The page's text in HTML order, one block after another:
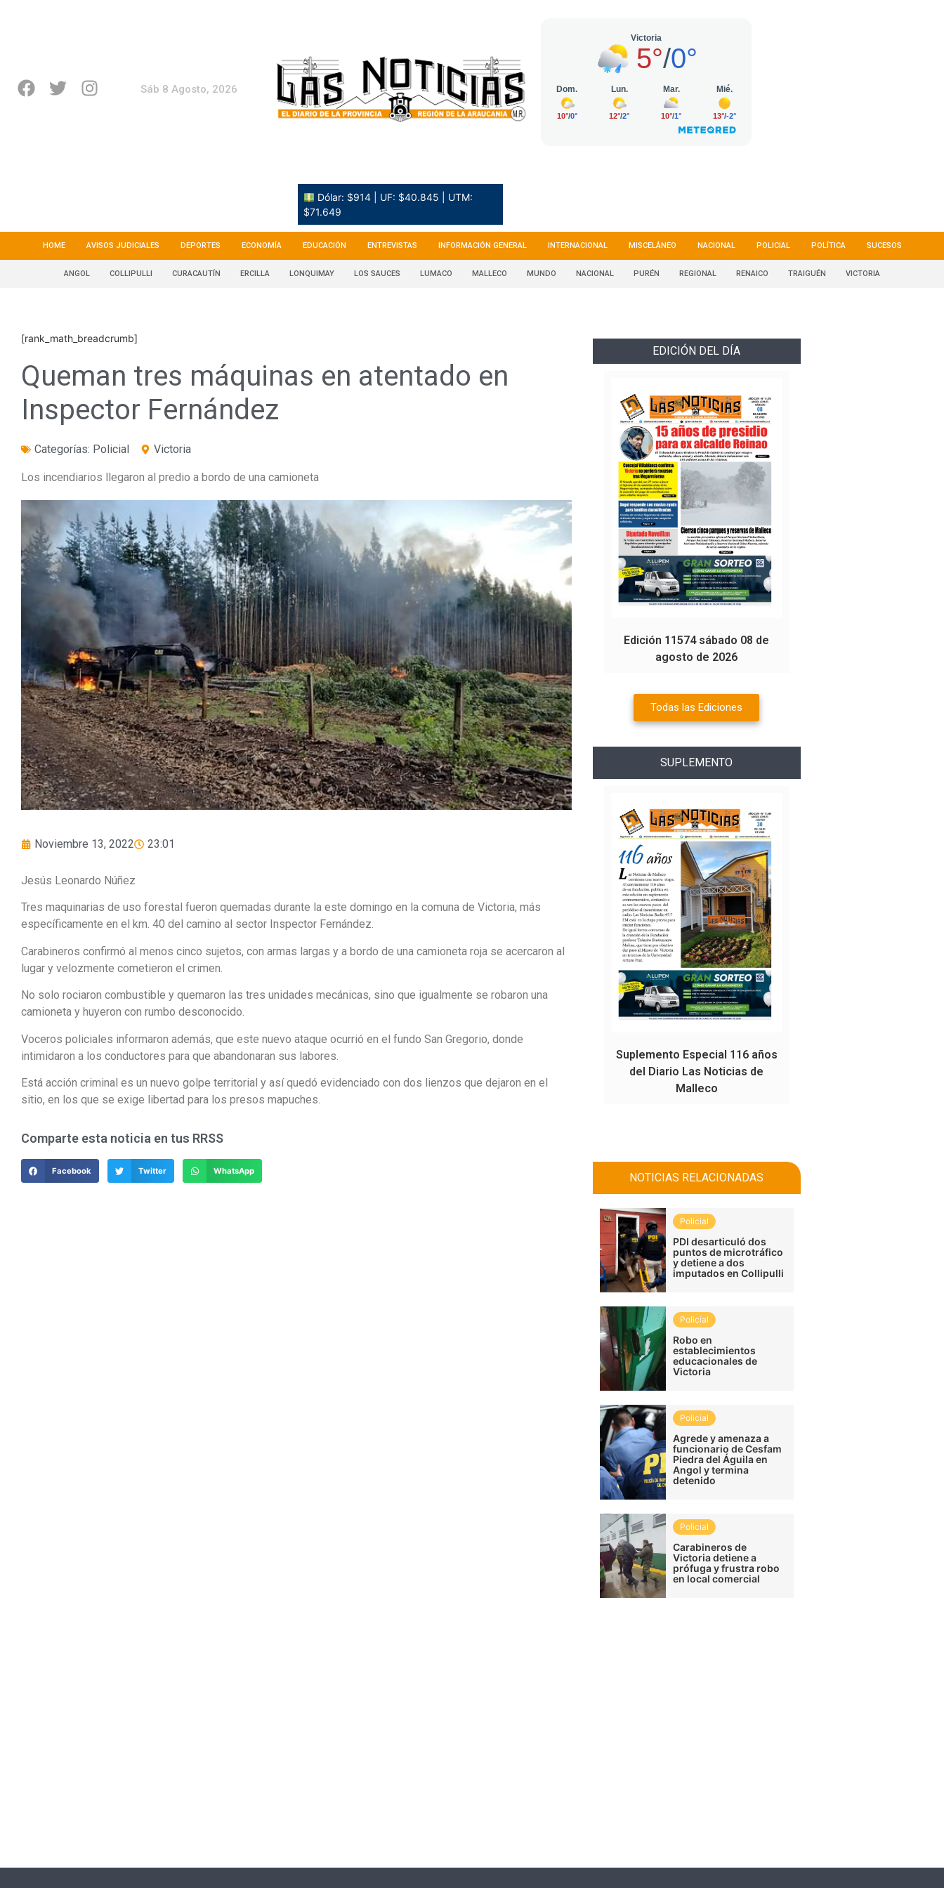
Sáb 8 Agosto, 2026
Dólar: $914 | UF: $40.845 | UTM:
$71.649
HOME AVISOS JUDICIALES DEPORTES ECONOMÍA EDUCACIÓN ENTREVISTAS INFORMACIÓN GENERAL INTERNACIONAL MISCELÁNEO NACIONAL POLICIAL POLÍTICA SUCESOS
ANGOL COLLIPULLI CURACAUTÍN ERCILLA LONQUIMAY LOS SAUCES LUMACO MALLECO MUNDO NACIONAL PURÉN REGIONAL RENAICO TRAIGUÉN VICTORIA
[rank_math_breadcrumb]
Queman tres máquinas en atentado en
Inspector Fernández
Categorías: Policial Victoria
Los incendiarios llegaron al predio a bordo de una camioneta
Noviembre 13, 2022 23:01
Jesús Leonardo Núñez
Tres maquinarias de uso forestal fueron quemadas durante la este domingo en la comuna de Victoria, más
específicamente en el km. 40 del camino al sector Inspector Fernández.
Carabineros confirmó al menos cinco sujetos, con armas largas y a bordo de una camioneta roja se acercaron al
lugar y velozmente cometieron el crimen.
No solo rociaron combustible y quemaron las tres unidades mecánicas, sino que igualmente se robaron una
camioneta y huyeron con rumbo desconocido.
Voceros policiales informaron además, que este nuevo ataque ocurrió en el fundo San Gregorio, donde
intimidaron a los conductores para que abandonaran sus labores.
Está acción criminal es un nuevo golpe territorial y así quedó evidenciado con dos lienzos que dejaron en el
sitio, en los que se exige libertad para los presos mapuches.
Comparte esta noticia en tus RRSS
Facebook Twitter WhatsApp
EDICIÓN DEL DÍA
Edición 11574 sábado 08 de
agosto de 2026
Todas las Ediciones
SUPLEMENTO
Suplemento Especial 116 años
del Diario Las Noticias de
Malleco
NOTICIAS RELACIONADAS
Policial
PDI desarticuló dos
puntos de microtráfico
y detiene a dos
imputados en Collipulli
Policial
Robo en
establecimientos
educacionales de
Victoria
Policial
Agrede y amenaza a
funcionario de Cesfam
Piedra del Águila en
Angol y termina
detenido
Policial
Carabineros de
Victoria detiene a
prófuga y frustra robo
en local comercial